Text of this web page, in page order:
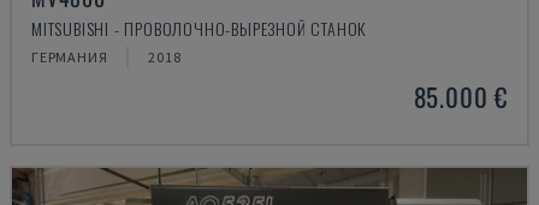
MITSUBISHI - ПРОВОЛОЧНО-ВЫРЕЗНОЙ СТАНОК
ГЕРМАНИЯ 2018
85.000 €